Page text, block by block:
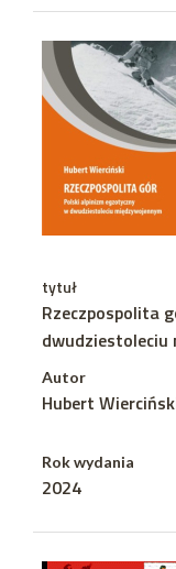
tytuł
Rzeczpospolita
dwudziestoleciu
Autor
Hubert
Rok wydania
2024